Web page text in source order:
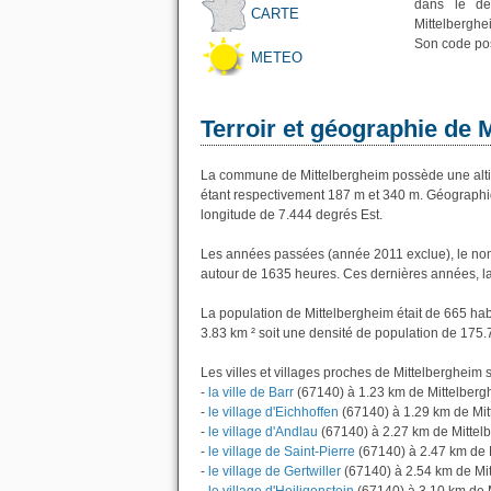
CARTE
METEO
dans le
Son code
Terroir et géographie de
La commune de Mittelbergheim possède une
étant respectivement 187 m et 340 m.
longitude de 7.444 degrés Est.
Les années passées (année 2011 exclue), le
autour de 1635 heures. Ces dernières années,
La population de Mittelbergheim était de 665
3.83 km ² soit une densité de population de
Les villes et villages proches de Mittelbergheim
- la ville de Barr (67140) à 1.23 km de
- le village d'Eichhoffen (67140) à 1.29 km de
- le village d'Andlau (67140) à 2.27 km de
- le village de Saint-Pierre (67140) à 2.47 km de
- le village de Gertwiller (67140) à 2.54 km de